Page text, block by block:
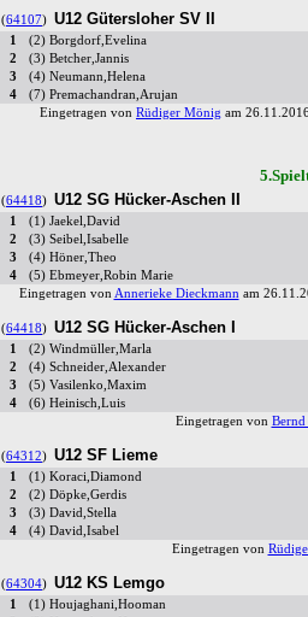
(64107) U12 Gütersloher SV II
1 (2) Borgdorf,Evelina
2
(3) Betcher,Jannis
3
(4) Neumann,Helena
4
(7) Premachandran,Arujan
Eingetragen von Rüdiger Mönig am
(64418) U12 SG Hücker-Aschen II
1 (1) Jaekel,David
2
(3) Seibel,Isabelle
3
(4) Höner,Theo
4
(5) Ebmeyer,Robin Marie
Eingetragen von Annerieke Dieckmann am
(64418) U12 SG Hücker-Aschen I
1 (2) Windmüller,Marla
2
(4) Schneider,Alexander
3
(5) Vasilenko,Maxim
4
(6) Heinisch,Luis
Eingetragen von Bernd
(64312) U12 SF Lieme
1 (1) Koraci,Diamond
2
(2) Döpke,Gerdis
3
(3) David,Stella
4
(4) David,Isabel
Eingetragen von
(64304) U12 KS Lemgo
1 (1) Houjaghani,Hooman